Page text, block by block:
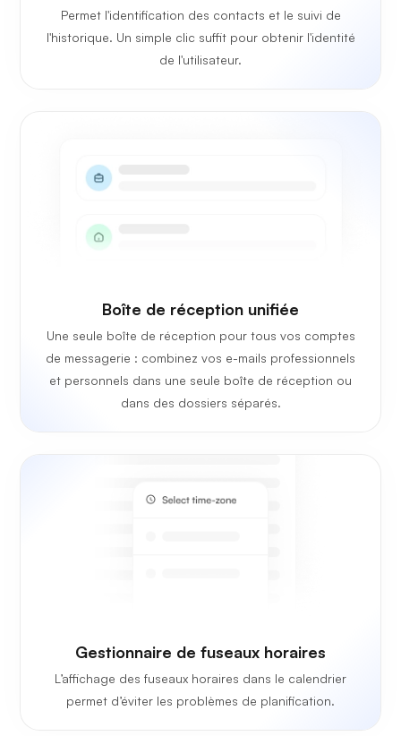
Permet l'identification des contacts et le suivi de
l'historique. Un simple clic suffit pour obtenir l'identité
de l'utilisateur.
Boîte de réception unifiée
Une seule boîte de réception pour tous vos comptes
de messagerie : combinez vos e-mails professionnels
et personnels dans une seule boîte de réception ou
dans des dossiers séparés.
Gestionnaire de fuseaux horaires
L’affichage des fuseaux horaires dans le calendrier
permet d’éviter les problèmes de planification.